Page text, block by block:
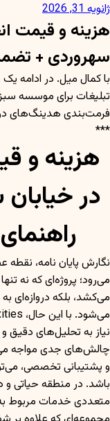
ژانویه 31, 2026
هزینه و قیمت
سهروردی +
با کمال میل. در ادامه
فرمت‌بندی هدینگ‌های
***
هزینه و
در
نگارش پایان نامه،
می‌رود؛ پروژه‌ای که نه
می‌کشد، بلکه
نیاز به تحلیل‌های دقیق
چالش‌های جدی مواجه
و پشتیبانی تخصصی،
باشد. در منطقه حیاتی
متعددی خدمات مربوط به